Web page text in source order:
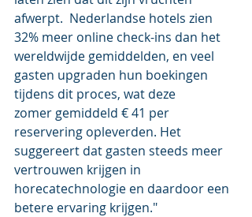
afwerpt.  Nederlandse hotels zien
32% meer online check-ins dan het
wereldwijde gemiddelden, en veel
gasten upgraden hun boekingen
tijdens dit proces, wat deze
zomer gemiddeld € 41 per
reservering opleverden. Het
suggereert dat gasten steeds meer
vertrouwen krijgen in
horecatechnologie en daardoor een
betere ervaring krijgen."